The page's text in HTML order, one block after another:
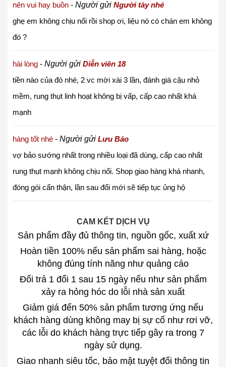
nên vui hay buồn - Người gửi Người tày nhé
ghẹ em không chịu nổi rồi shop ơi, liệu nó có chán em không
đó ?
hài lòng - Người gửi Diễn viên 18
tiền nào của đó nhé, 2 vc mời xài 3 lần, đánh giá cậu nhỏ
mềm, rung thụt linh hoạt không bị vấp, cấp cao nhất khá
mạnh
hàng tốt nhé - Người gửi Lưu Bảo
vợ bảo sướng nhất trong nhiều loại đã dùng, cấp cao nhất
rung thụt mạnh không chịu nổi. Shop giao hàng khá nhanh,
đóng gói cẩn thận, lần sau đổi mới sẽ tiếp tục ủng hộ
CAM KẾT DỊCH VỤ
Sản phẩm đầy đủ thông tin, nguồn gốc, xuất xứ
Hoàn tiền 100% nếu sản phẩm sai hàng, hoặc
không đúng tính năng như quảng cáo
Đổi trả 1 đổi 1 sau 15 ngày nếu như sản phẩm
xảy ra hỏng hóc do lỗi nhà sản xuất
Giảm giá đến 50% sản phẩm tương ứng nếu
khách hàng dùng không may bị sự cố như rơi vỡ,
các lỗi do khách hàng trực tiếp gây ra trong 7
ngày sử dụng.
Giao nhanh siêu tốc, bảo mật tuyệt đối thông tin